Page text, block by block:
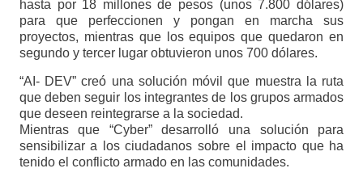
hasta por 18 millones de pesos (unos 7.800 dólares)
para que perfeccionen y pongan en marcha sus
proyectos, mientras que los equipos que quedaron en
segundo y tercer lugar obtuvieron unos 700 dólares.
“AI- DEV” creó una solución móvil que muestra la ruta
que deben seguir los integrantes de los grupos armados
que deseen reintegrarse a la sociedad.
Mientras que “Cyber” desarrolló una solución para
sensibilizar a los ciudadanos sobre el impacto que ha
tenido el conflicto armado en las comunidades.